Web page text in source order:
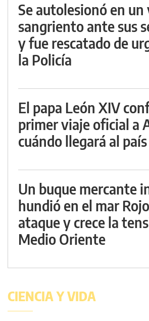
Se autolesionó en un
sangriento ante sus
y fue rescatado de
la Policía
El papa León XIV
primer viaje oficial a
cuándo llegará al país
Un buque mercante
hundió en el mar
ataque y crece la
Medio Oriente
CIENCIA Y VIDA